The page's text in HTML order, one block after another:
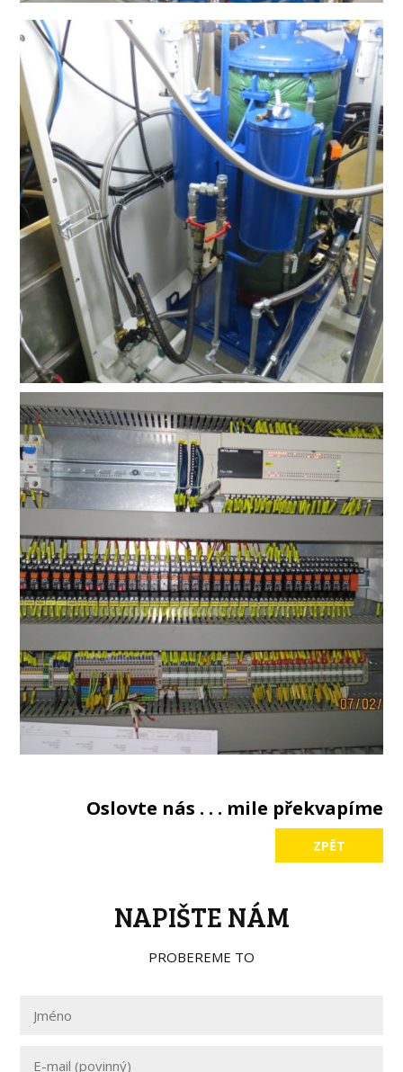
Oslovte nás . . . mile překvapíme
ZPĚT
NAPIŠTE NÁM
PROBEREME TO